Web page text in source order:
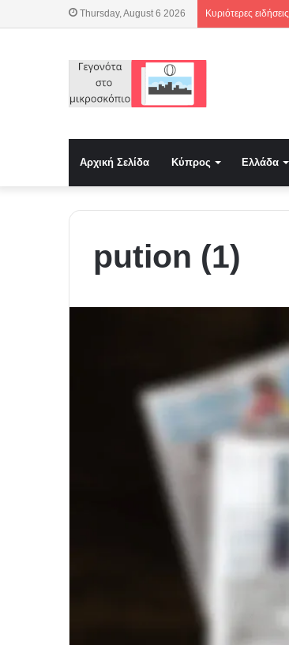
Thursday, August 6 2026 Κυριότερες ειδήσεις
Αρχική Σελίδα Κύπρος Ελλάδα
pution (1)